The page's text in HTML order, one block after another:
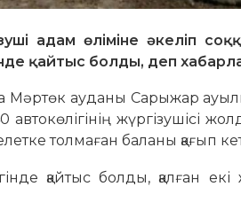
адам өліміне әкеліп
қайтыс болды, деп
Мәртөк ауданы Сарыжар
жүргізушісі
толмаған баланы қағып
қайтыс болды, қалған екі